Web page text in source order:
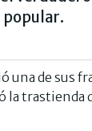
popular.
una de sus
la